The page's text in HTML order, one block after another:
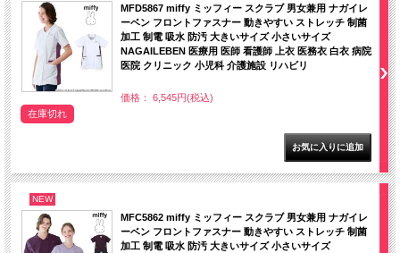
MFD5867 miffy ミッフィー スクラブ 男女兼用 ナガイレ
ーベン フロントファスナー 動きやすい ストレッチ 制菌
加工 制電 吸水 防汚 大きいサイズ 小さいサイズ
NAGAILEBEN 医療用 医師 看護師 上衣 医務衣 白衣 病院
医院 クリニック 小児科 介護施設 リハビリ
価格： 6,545円(税込)
在庫切れ
NEW
MFC5862 miffy ミッフィー スクラブ 男女兼用 ナガイレ
ーベン フロントファスナー 動きやすい ストレッチ 制菌
加工 制電 吸水 防汚 大きいサイズ 小さいサイズ